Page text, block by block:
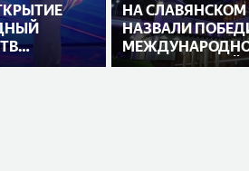
В
НА СЛАВЯНСКОМ
НАЗВАЛИ
ИСПОЛНИТЕЛЕЙ